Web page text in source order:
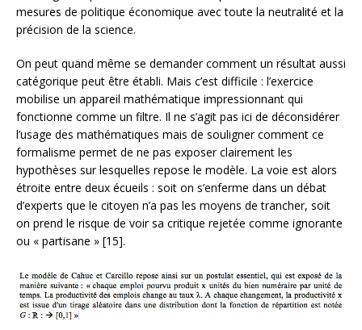
mesures de politique économique avec toute la neutralité et la
précision de la science.
On peut quand même se demander comment un résultat aussi
catégorique peut être établi. Mais c’est difficile : l’exercice
mobilise un appareil mathématique impressionnant qui
fonctionne comme un filtre. Il ne s’agit pas ici de déconsidérer
l’usage des mathématiques mais de souligner comment ce
formalisme permet de ne pas exposer clairement les
hypothèses sur lesquelles repose le modèle. La voie est alors
étroite entre deux écueils : soit on s’enferme dans un débat
d’experts que le citoyen n’a pas les moyens de trancher, soit
on prend le risque de voir sa critique rejetée comme ignorante
ou « partisane » [15].